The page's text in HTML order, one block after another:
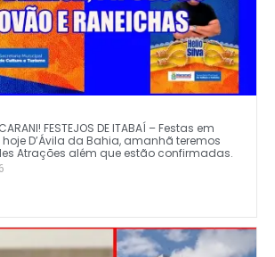
FESTEJOS DE ITABAÍ – Festas em
D’Ávila da Bahia, amanhã teremos
Atrações além que estão confirmadas.